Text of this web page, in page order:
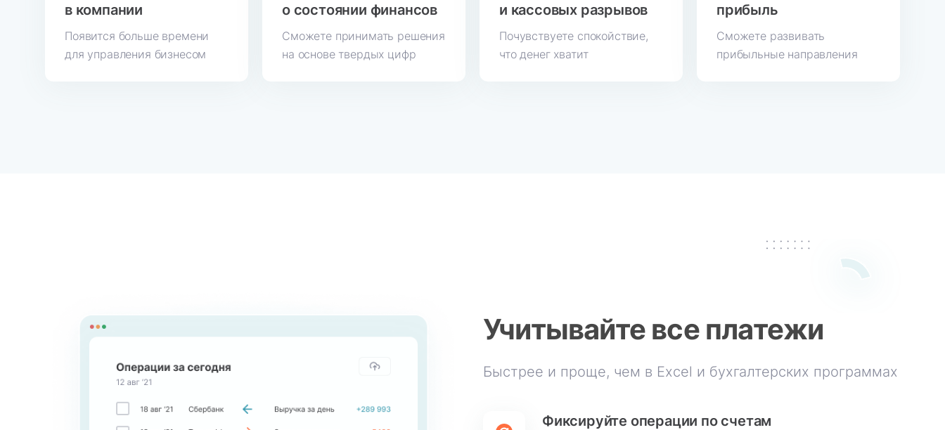
в компании
Появится больше времени
для управления бизнесом
о состоянии финансов
Сможете принимать решения
на основе твердых цифр
и кассовых разрывов
Почувствуете спокойствие,
что денег хватит
прибыль
Сможете развивать
прибыльные направления
Учитывайте все платежи
Быстрее и проще, чем в Excel и бухгалтерских программах
Фиксируйте операции по счетам